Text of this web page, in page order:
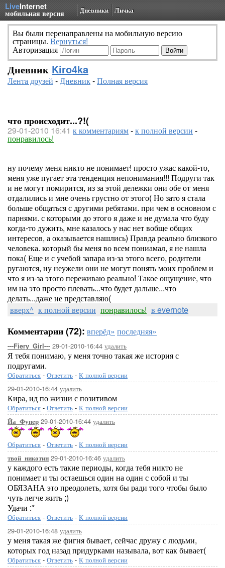
LiveInternet
мобильная версия Дневники Личка
Вы были перенаправлены на мобильную версию
страницы. Вернуться!
Авторизация
Дневник Kiro4ka
Лента друзей -Дневник-Полная версия
что происходит...?!(
29-01-2010 16:41 к комментариям-к полной версии -
понравилось!
ну почему меня никто не понимает! просто ужас какой-то,
меня уже пугает эта тенденция непонимания!!! Подруги так
и не могут помирится, из за этой дележки они обе от меня
отдалились и мне очень грустно от этого( Но зато я стала
больше общаться с другими ребятами. при чем в основном с
парнями. с которыми до этого я даже и не думала что буду
когда-то дужить, мне казалось у нас нет вобще общих
интересов, а оказывается нашлись) Правда реально близкого
человека. который бы меня во всем пониамал, я не нашла
пока( Еще и с учебой запара из-за этого всего, родители
ругаются, ну неужели они не могут понять моих проблем и
что я из-за этого переживаю реально! Такое ощущение, что
им на это просто плевать...что будет дальше...что
делать...даже не представляю(
вверх^ к полной версии понравилось! в evernote
Комментарии (72): вперёд» последняя»
---Fiery_Girl--- 29-01-2010-16:44 удалить
Я тебя понимаю, у меня точно такая же история с
подругами.
Обратиться - Ответить - К полной версии
29-01-2010-16:44 удалить
Кира, ид по жизни с позитивом
Обратиться - Ответить - К полной версии
Йа_Фупер 29-01-2010-16:44 удалить
Обратиться - Ответить - К полной версии
твой_никотин 29-01-2010-16:46 удалить
у каждого есть такие периоды, когда тебя никто не
понимает и ты остаешься один на один с собой и ты
ОБЯЗАНА это преодолеть, хотя бы ради того чтобы было
чуть легче жить ;)
Удачи :*
Обратиться - Ответить - К полной версии
29-01-2010-16:48 удалить
у меня такая же фигня бывает, сейчас дружу с людьми,
которых год назад придурками называла, вот как бывает(
Обратиться - Ответить - К полной версии